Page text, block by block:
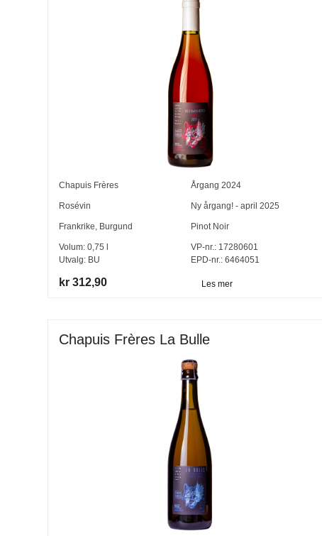
Chapuis Frères Årgang 2024
Rosévin Ny årgang! - april 2025
Frankrike Burgund Pinot Noir
Volum:0,75 l
Utvalg: BU
VP-nr.:17280601
EPD-nr.: 6464051
kr 312,90 Les mer
Chapuis Frères La Bulle